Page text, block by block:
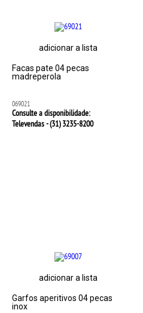
adicionar a lista
Facas pate 04 pecas
madreperola
069021
Consulte a disponibilidade:
Televendas - (31)3235-8200
adicionar a lista
Garfos aperitivos 04 pecas
inox